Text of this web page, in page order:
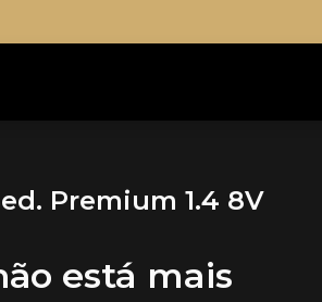
Premium 1.4 8V
está mais